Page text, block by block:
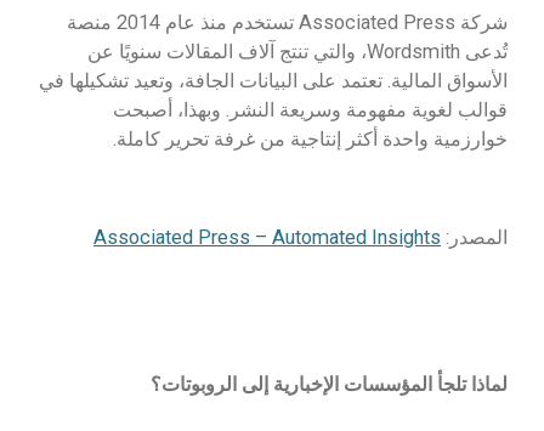
شركة Associated Press تستخدم منذ عام 2014 منصة
تُدعى Wordsmith، والتي تنتج آلاف المقالات سنويًا عن
الأسواق المالية. تعتمد على البيانات الجافة، وتعيد تشكيلها في
قوالب لغوية مفهومة وسريعة النشر. وبهذا، أصبحت
خوارزمية واحدة أكثر إنتاجية من غرفة تحرير كاملة.
المصدر: Associated Press – Automated Insights
لماذا تلجأ المؤسسات الإخبارية إلى الروبوتات؟